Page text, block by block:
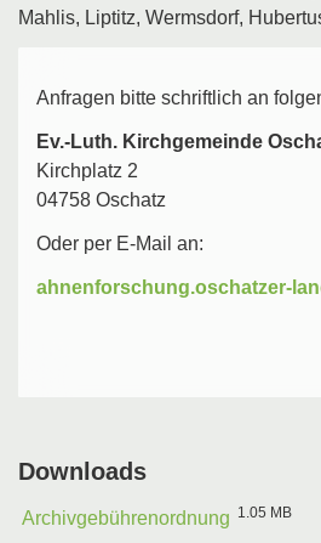
Mahlis, Liptitz, Wermsdorf,
Anfragen bitte schriftlich an
Ev.-Luth. Kirchgemeinde
Kirchplatz 2
04758 Oschatz
Oder per E-Mail an:
Downloads
Archivgebührenordnung 1.05 MB